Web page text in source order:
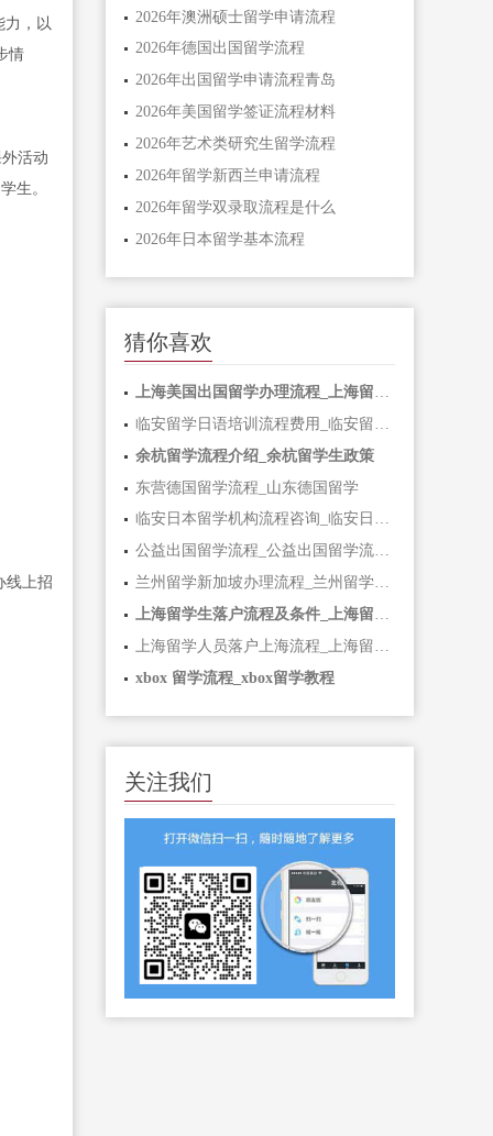
力，以
情
活动
生。
线上招
2026年澳洲硕士留学申请流程
2026年德国出国留学流程
2026年出国留学申请流程青岛
2026年美国留学签证流程材料
2026年艺术类研究生留学流程
2026年留学新西兰申请流程
2026年留学双录取流程是什么
2026年日本留学基本流程
猜你喜欢
余杭留学流程介绍_余杭留学生政策
东营德国留学流程_山东德国留学
临安日本留学机构流程咨询_临安日本留学机构流程咨询中心
公益出国留学流程_公益出国留学流程是什么
兰州留学新加坡办理流程_兰州留学新加坡办理流程及费用
上海留学生落户流程及条件_上海留学生落户流程及条件要求
上海留学人员落户上海流程_上海留学人员落户上海流程图
xbox 留学流程_xbox留学教程
关注我们